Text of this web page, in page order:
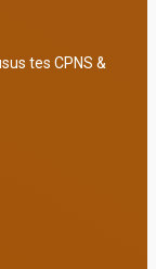
tes CPNS &